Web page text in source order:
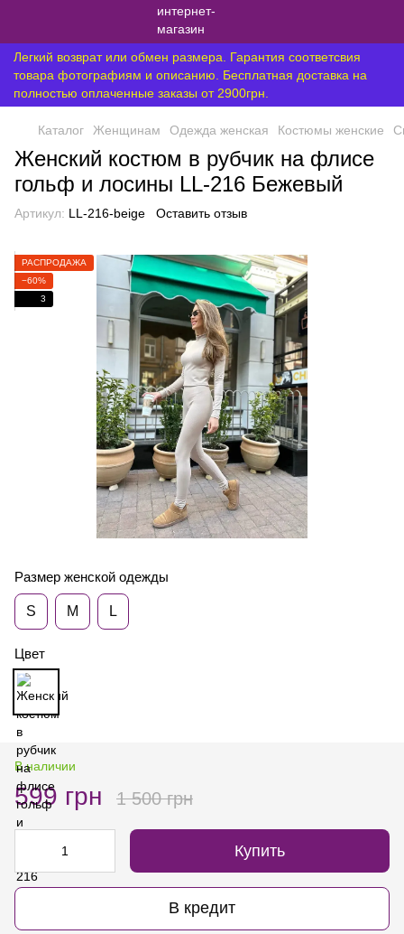
Легкий возврат или обмен размера. Гарантия соответсвия
товара фотографиям и описанию. Бесплатная доставка на
полностью оплаченные заказы от 2900грн.
Каталог Женщинам Одежда женская Костюмы женские
Женский костюм в рубчик на флисе
гольф и лосины LL-216 Бежевый
Артикул: LL-216-beige Оставить отзыв
РАСПРОДАЖА
−60%
3
Размер женской одежды
S M L
Цвет
В наличии
599 грн 1 500 грн
Купить
В кредит